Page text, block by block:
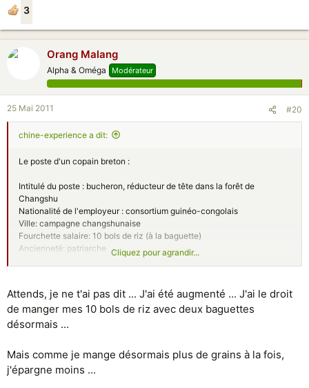
3
Orang Malang
Alpha & Oméga Modérateur
25 Mai 2011 #20
chine-experience a dit:
Le poste d'un copain breton :
Intitulé du poste : bucheron, réducteur de tête dans la forêt de
Changshu
Nationalité de l'employeur : consortium guinéo-congolais
Ville: campagne changshunaise
Fourchette salaire: 10 bols de riz (à la baguette)
Ancienneté: patriarche
Niveau d'éducation : Licence de bucheron, Master de Givaro
Couverture sociale: frais de maraboutage et concoctions remboursés
Jours de congés payés: 365 par an
Cliquez pour agrandir...
Attends, je ne t'ai pas dit ... J'ai été augmenté ... J'ai le droit
de manger mes 10 bols de riz avec deux baguettes
désormais ...
Mais comme je mange désormais plus de grains à la fois,
j'épargne moins ...